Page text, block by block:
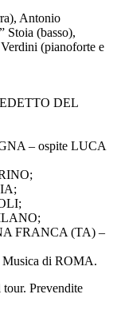
Antonio
Stoia (basso),
(pianoforte e
DEL
– ospite LUCA
FRANCA (TA) –
Musica di ROMA.
Prevendite